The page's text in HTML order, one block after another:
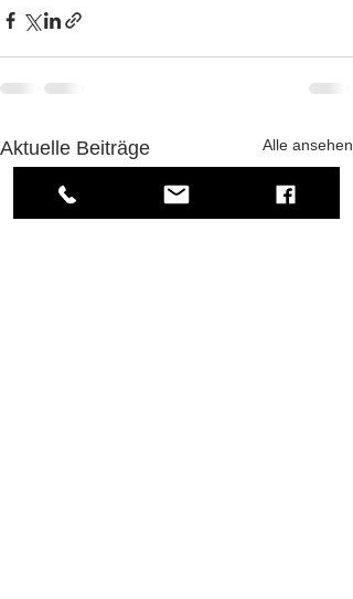
Aktuelle Beiträge Alle ansehen